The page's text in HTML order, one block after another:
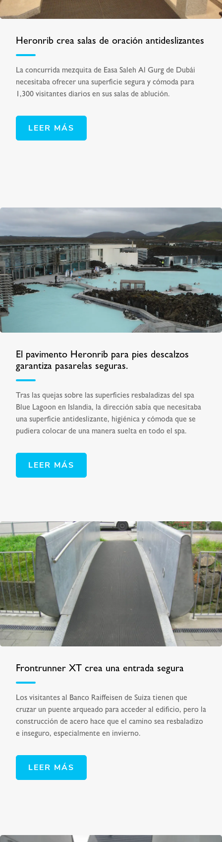
Heronrib crea salas de oración antideslizantes
La concurrida mezquita de Easa Saleh Al Gurg de Dubái
necesitaba ofrecer una superficie segura y cómoda para
1,300 visitantes diarios en sus salas de ablución.
LEER MÁS
El pavimento Heronrib para pies descalzos
garantiza pasarelas seguras.
Tras las quejas sobre las superficies resbaladizas del spa
Blue Lagoon en Islandia, la dirección sabía que necesitaba
una superficie antideslizante, higiénica y cómoda que se
pudiera colocar de una manera suelta en todo el spa.
LEER MÁS
Frontrunner XT crea una entrada segura
Los visitantes al Banco Raiffeisen de Suiza tienen que
cruzar un puente arqueado para acceder al edificio, pero la
construcción de acero hace que el camino sea resbaladizo
e inseguro, especialmente en invierno.
LEER MÁS